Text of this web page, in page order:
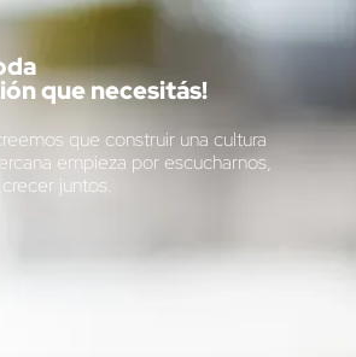
que necesitás!
que construir una cultura
empieza por escucharnos,
crecer juntos.